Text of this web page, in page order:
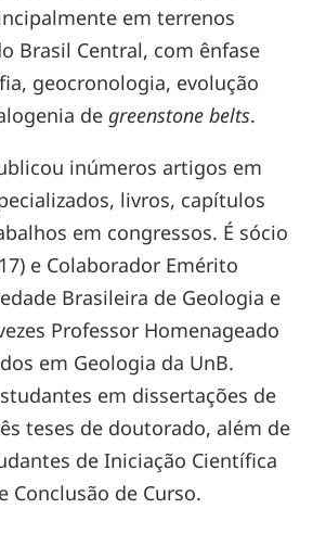
em terrenos
Brasil Central, com ênfase
geocronologia, evolução
de greenstone belts.
inúmeros artigos em
livros, capítulos
em congressos. É sócio
e Colaborador Emérito
Brasileira de Geologia e
Professor Homenageado
em Geologia da UnB.
em dissertações de
teses de doutorado, além de
de Iniciação Científica
Conclusão de Curso.